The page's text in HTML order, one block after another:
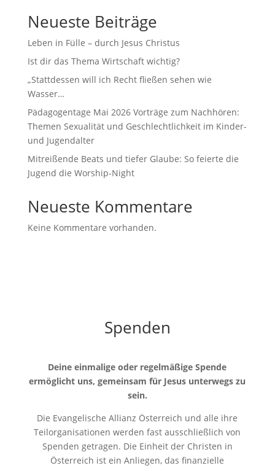
Neueste Beiträge
Leben in Fülle – durch Jesus Christus
Ist dir das Thema Wirtschaft wichtig?
„Stattdessen will ich Recht fließen sehen wie
Wasser…
Pädagogentage Mai 2026 Vorträge zum Nachhören:
Themen Sexualität und Geschlechtlichkeit im Kinder-
und Jugendalter
Mitreißende Beats und tiefer Glaube: So feierte die
Jugend die Worship-Night
Neueste Kommentare
Keine Kommentare vorhanden.
Spenden
Deine einmalige oder regelmäßige Spende
ermöglicht uns, gemeinsam für Jesus unterwegs zu
sein.
Die Evangelische Allianz Österreich und alle ihre
Teilorganisationen werden fast ausschließlich von
Spenden getragen. Die Einheit der Christen in
Österreich ist ein Anliegen, das finanzielle